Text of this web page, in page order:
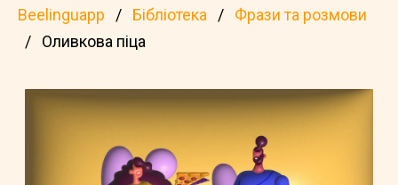
Beelinguapp Бібліотека
Фрази та розмови
Оливкова піца